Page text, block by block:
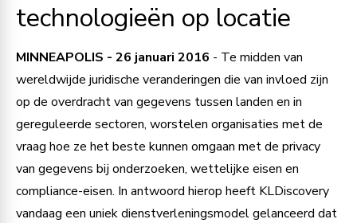
technologieën op locatie
MINNEAPOLIS - 26 januari 2016 - Te midden van
wereldwijde juridische veranderingen die van invloed zijn
op de overdracht van gegevens tussen landen en in
gereguleerde sectoren, worstelen organisaties met de
vraag hoe ze het beste kunnen omgaan met de privacy
van gegevens bij onderzoeken, wettelijke eisen en
compliance-eisen. In antwoord hierop heeft KLDiscovery
vandaag een uniek dienstverleningsmodel gelanceerd dat